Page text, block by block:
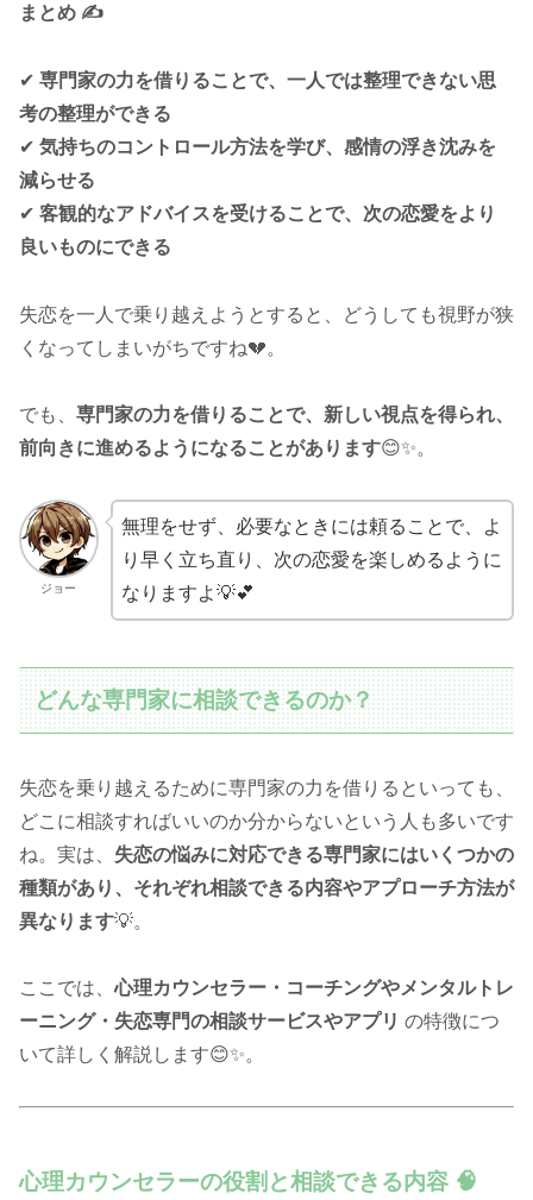
まとめ ✍️
✔ 専門家の力を借りることで、一人では整理できない思
考の整理ができる
✔ 気持ちのコントロール方法を学び、感情の浮き沈みを
減らせる
✔ 客観的なアドバイスを受けることで、次の恋愛をより
良いものにできる
失恋を一人で乗り越えようとすると、どうしても視野が狭
くなってしまいがちですね💔。
でも、 専門家の力を借りることで、新しい視点を得られ、
前向きに進めるようになることがあります😊✨。
ジョー
無理をせず、必要なときには頼ることで、よ
り早く立ち直り、次の恋愛を楽しめるように
なりますよ💡💕
どんな専門家に相談できるのか？
失恋を乗り越えるために専門家の力を借りるといっても、
どこに相談すればいいのか分からないという人も多いです
ね。実は、 失恋の悩みに対応できる専門家にはいくつかの
種類があり、それぞれ相談できる内容やアプローチ方法が
異なります💡。
ここでは、心理カウンセラー・コーチングやメンタルトレ
ーニング・失恋専門の相談サービスやアプリ の特徴につ
いて詳しく解説します😊✨。
心理カウンセラーの役割と相談できる内容 🧠